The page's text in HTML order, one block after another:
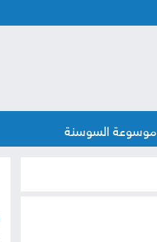
موسوعة السوسنة